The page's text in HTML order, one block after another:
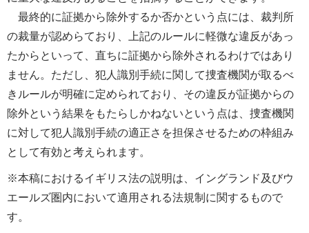
最終的に証拠から除外するか否かという点には、裁判所
の裁量が認めらており、上記のルールに軽微な違反があっ
たからといって、直ちに証拠から除外されるわけではあり
ません。ただし、犯人識別手続に関して捜査機関が取るべ
きルールが明確に定められており、その違反が証拠からの
除外という結果をもたらしかねないという点は、捜査機関
に対して犯人識別手続の適正さを担保させるための枠組み
として有効と考えられます。
※本稿におけるイギリス法の説明は、イングランド及びウ
エールズ圏内において適用される法規制に関するもので
す。